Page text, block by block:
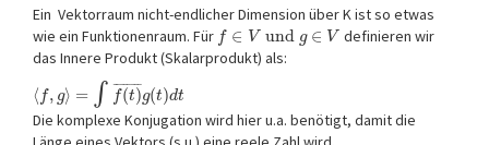
Ein Vektorraum nicht-endlicher Dimension über K ist so etwas
wie ein Funktionenraum. Für f ∈ V und g ∈ V definieren wir
das Innere Produkt (Skalarprodukt) als:
⟨ f, g⟩ = ∫ f(t)
¯ ¯
¯¯¯¯¯¯
g(t)dt
Die komplexe Konjugation wird hier u.a. benötigt, damit die